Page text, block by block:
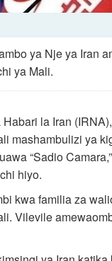
ya Nje ya Iran
ya Mali.
la Iran
mashambulizi ya
“Sadio
hiyo.
kwa familia za
Vilevile